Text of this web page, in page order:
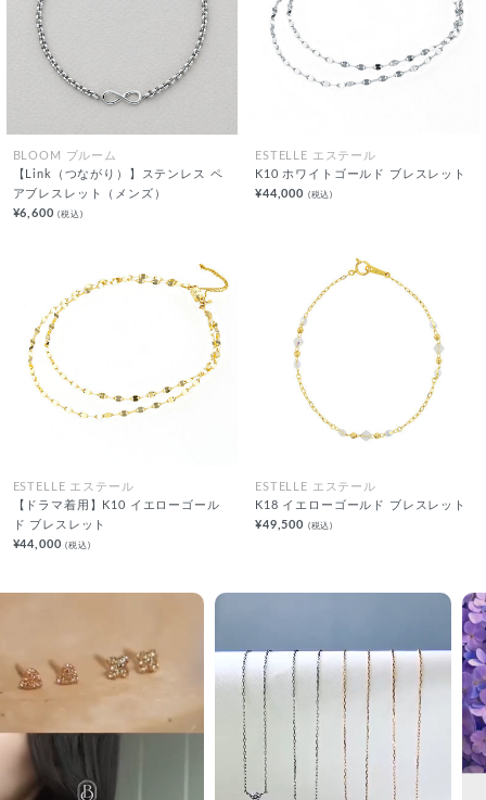
BLOOM ブルーム
【Link（つながり）】ステンレス ペ
アブレスレット（メンズ）
¥6,600(税込)
ESTELLE エステール
K10 ホワイトゴールド ブレスレット
¥44,000 (税込)
ESTELLE エステール
【ドラマ着用】K10 イエローゴール
ド ブレスレット
¥44,000(税込)
ESTELLE エステール
K18 イエローゴールド ブレスレット
¥49,500 (税込)